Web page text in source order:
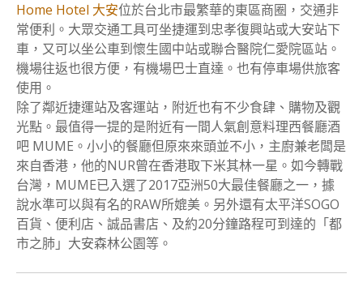
Home Hotel 大安位於台北市最繁華的東區商圈，交通非
常便利。大眾交通工具可坐捷運到忠孝復興站或大安站下
車，又可以坐公車到懷生國中站或聯合醫院仁愛院區站。
機場往返也很方便，有機場巴士直達。也有停車場供旅客
使用。
除了鄰近捷運站及客運站，附近也有不少食肆、購物及觀
光點。最值得一提的是附近有一間人氣創意料理西餐廳酒
吧 MUME。小小的餐廳但原來來頭並不小，主廚兼老闆是
來自香港，他的NUR曾在香港取下米其林一星。如今轉戰
台灣，MUME已入選了2017亞洲50大最佳餐廳之一，據
說水準可以與有名的RAW所媲美。另外還有太平洋SOGO
百貨、便利店、誠品書店、及約20分鐘路程可到達的「都
市之肺」大安森林公園等。